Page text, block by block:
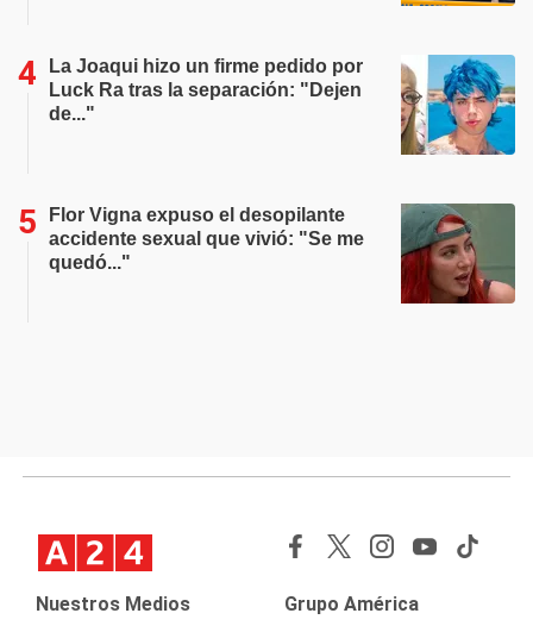
La Joaqui hizo un firme pedido por
Luck Ra tras la separación: "Dejen
de..."
Flor Vigna expuso el desopilante
accidente sexual que vivió: "Se me
quedó..."
Nuestros Medios Grupo América